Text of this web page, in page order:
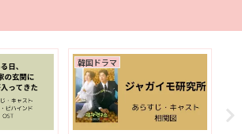
韓国ドラマ